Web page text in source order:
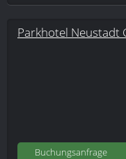
Parkhotel Neustadt
Buchungsanfrage